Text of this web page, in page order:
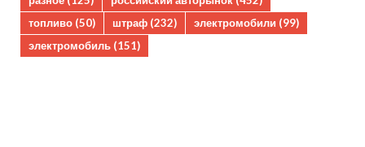
топливо (50) штраф (232) электромобили (99)
электромобиль (151)